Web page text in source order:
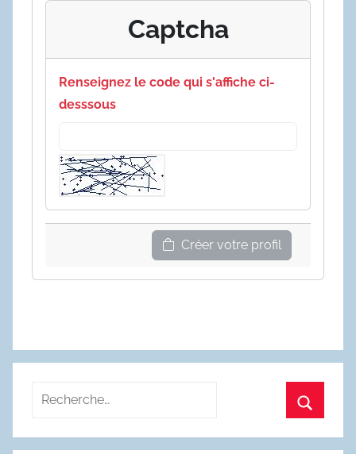
Captcha
Renseignez le code qui s'affiche ci-
desssous
Créer votre profil
Recherche
: